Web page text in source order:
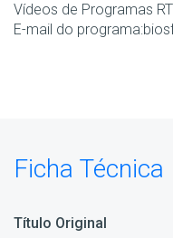
Vídeos de Programas
E-mail do
Ficha Técnica
Título Original